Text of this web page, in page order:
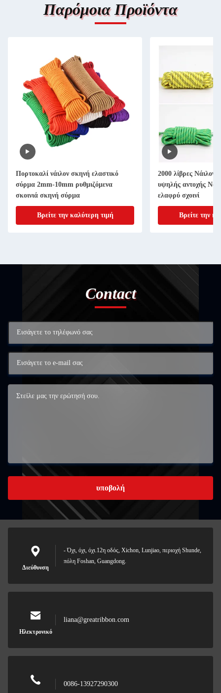
Παρόμοια Προϊόντα
Πορτοκαλί νάιλον σκηνή ελαστικό
σύρμα 2mm-10mm ρυθμιζόμενα
σκοινιά σκηνή σύρμα
Βρείτε την καλύτερη τιμή
2000 λίβρες Νάιλον
υψηλής αντοχής
ελαφρύ σχοινί
Βρείτε την
Contact
υποβολή
Διεύθυνση
- Όχι, όχι, όχι.12η οδός, Xichon, Lunjiao, περιοχή Shunde,
πόλη Foshan, Guangdong.
Ηλεκτρονικό
liana@greatribbon.com
0086-13927290300